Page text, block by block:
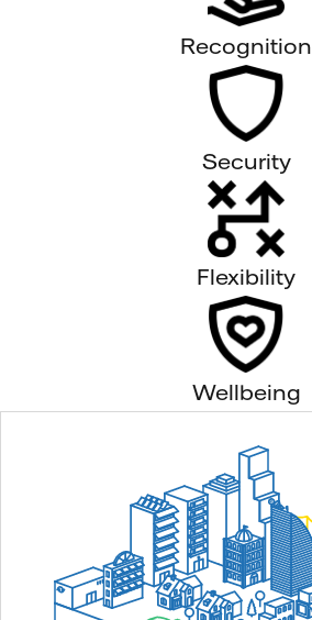
Recognition
Security
Flexibility
Wellbeing